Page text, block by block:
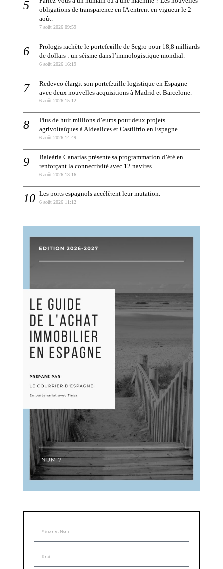
obligations de transparence en IA entrent en vigueur le 2
août.
7 août 2026 09:59
Prologis rachète le portefeuille de Segro pour 18,8 milliards
de dollars : un séisme dans l’immologistique mondial.
6 août 2026 16:19
Redevco élargit son portefeuille logistique en Espagne
avec deux nouvelles acquisitions à Madrid et Barcelone.
6 août 2026 15:12
Plus de huit millions d’euros pour deux projets
agrivoltaïques à Aldealices et Castilfrío en Espagne.
6 août 2026 14:49
Baleària Canarias présente sa programmation d’été en
renforçant la connectivité avec 12 navires.
6 août 2026 13:16
Les ports espagnols accélèrent leur mutation.
6 août 2026 11:12